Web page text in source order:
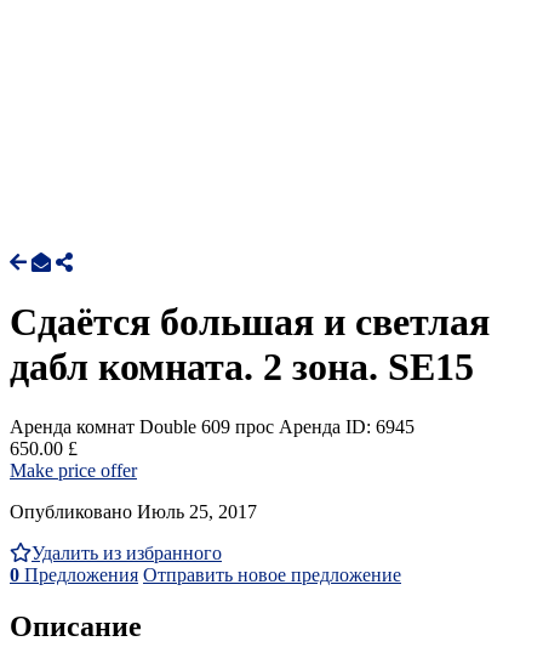
Сдаётся большая и светлая
дабл комната. 2 зона. SE15
Аренда комнат Double 609 прос Аренда ID: 6945
650.00 £
Make price offer
Опубликовано Июль 25, 2017
Удалить из избранного
0 Предложения Отправить новое предложение
Описание